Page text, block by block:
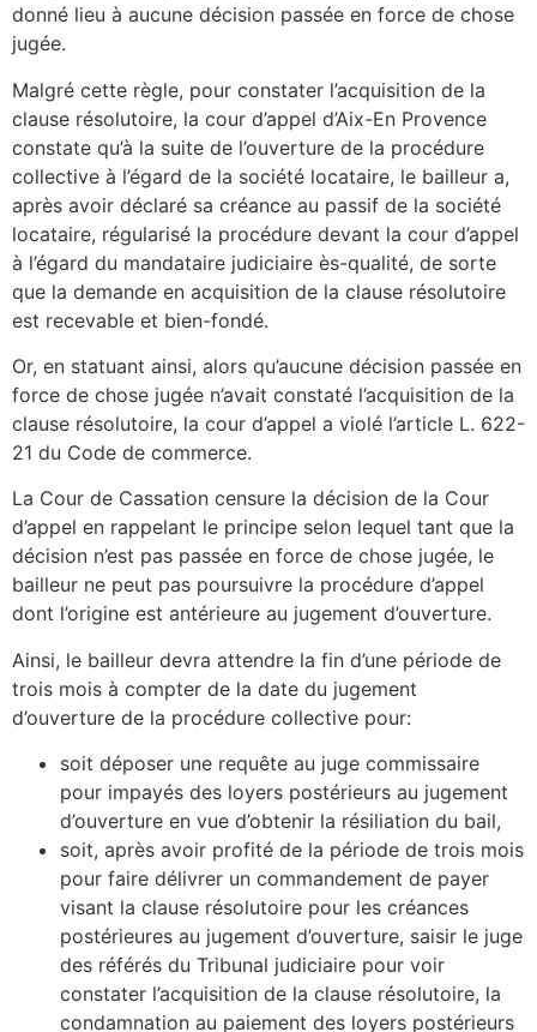
donné lieu à aucune décision passée en force de chose
jugée.
Malgré cette règle, pour constater l’acquisition de la
clause résolutoire, la cour d’appel d’Aix-En Provence
constate qu’à la suite de l’ouverture de la procédure
collective à l’égard de la société locataire, le bailleur a,
après avoir déclaré sa créance au passif de la société
locataire, régularisé la procédure devant la cour d’appel
à l’égard du mandataire judiciaire ès-qualité, de sorte
que la demande en acquisition de la clause résolutoire
est recevable et bien-fondé.
Or, en statuant ainsi, alors qu’aucune décision passée en
force de chose jugée n’avait constaté l’acquisition de la
clause résolutoire, la cour d’appel a violé l’article L. 622-
21 du Code de commerce.
La Cour de Cassation censure la décision de la Cour
d’appel en rappelant le principe selon lequel tant que la
décision n’est pas passée en force de chose jugée, le
bailleur ne peut pas poursuivre la procédure d’appel
dont l’origine est antérieure au jugement d’ouverture.
Ainsi, le bailleur devra attendre la fin d’une période de
trois mois à compter de la date du jugement
d’ouverture de la procédure collective pour:
soit déposer une requête au juge commissaire
pour impayés des loyers postérieurs au jugement
d’ouverture en vue d’obtenir la résiliation du bail,
soit, après avoir profité de la période de trois mois
pour faire délivrer un commandement de payer
visant la clause résolutoire pour les créances
postérieures au jugement d’ouverture, saisir le juge
des référés du Tribunal judiciaire pour voir
constater l’acquisition de la clause résolutoire, la
condamnation au paiement des loyers postérieurs